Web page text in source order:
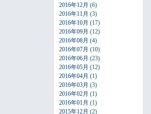
2016年12月 (6)
2016年11月 (3)
2016年10月 (17)
2016年09月 (12)
2016年08月 (4)
2016年07月 (10)
2016年06月 (23)
2016年05月 (12)
2016年04月 (1)
2016年03月 (3)
2016年02月 (1)
2016年01月 (1)
2015年12月 (2)